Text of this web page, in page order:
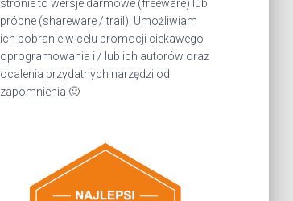
stronie to wersje darmowe (freeware) lub
próbne (shareware / trail). Umożliwiam
ich pobranie w celu promocji ciekawego
oprogramowania i / lub ich autorów oraz
ocalenia przydatnych narzędzi od
zapomnienia 🙂